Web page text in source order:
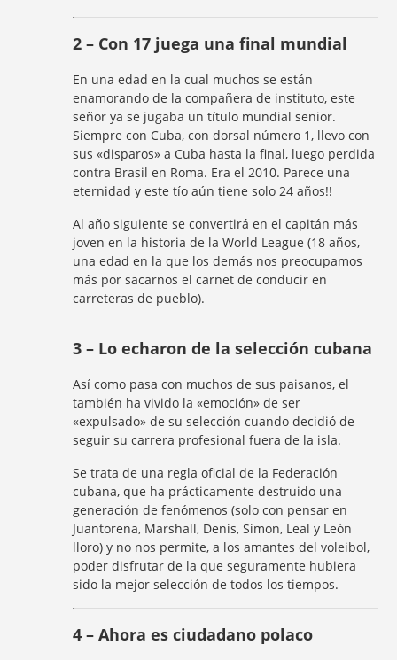
2 – Con 17 juega una final mundial
En una edad en la cual muchos se están
enamorando de la compañera de instituto, este
señor ya se jugaba un título mundial senior.
Siempre con Cuba, con dorsal número 1, llevo con
sus «disparos» a Cuba hasta la final, luego perdida
contra Brasil en Roma. Era el 2010. Parece una
eternidad y este tío aún tiene solo 24 años!!
Al año siguiente se convertirá en el capitán más
joven en la historia de la World League (18 años,
una edad en la que los demás nos preocupamos
más por sacarnos el carnet de conducir en
carreteras de pueblo).
3 – Lo echaron de la selección cubana
Así como pasa con muchos de sus paisanos, el
también ha vivido la «emoción» de ser
«expulsado» de su selección cuando decidió de
seguir su carrera profesional fuera de la isla.
Se trata de una regla oficial de la Federación
cubana, que ha prácticamente destruido una
generación de fenómenos (solo con pensar en
Juantorena, Marshall, Denis, Simon, Leal y León
lloro) y no nos permite, a los amantes del voleibol,
poder disfrutar de la que seguramente hubiera
sido la mejor selección de todos los tiempos.
4 – Ahora es ciudadano polaco